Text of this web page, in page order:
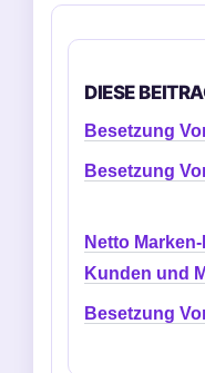
DIESE
Besetzung
Besetzung
Netto
Kunden und
Besetzung